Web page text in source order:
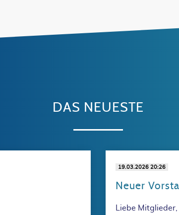
DAS NEUESTE
19.03.2026 20:26
Neuer
Liebe